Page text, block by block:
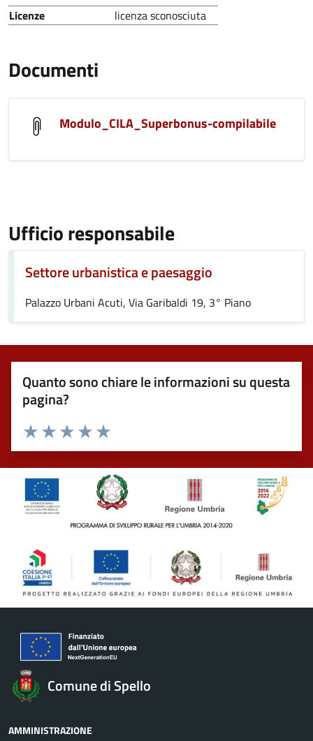
Licenze
licenza sconosciuta
Documenti
Modulo_CILA_Superbonus-compilabile
Ufficio responsabile
Settore urbanistica e paesaggio
Palazzo Urbani Acuti, Via Garibaldi 19, 3° Piano
Quanto sono chiare le informazioni su questa
pagina?
Valuta 5 stelle su 5
Valuta 4 stelle su 5
Valuta 3 stelle su 5
Valuta 2 stelle su 5
Valuta 1 stelle su 5
Comune di Spello
AMMINISTRAZIONE